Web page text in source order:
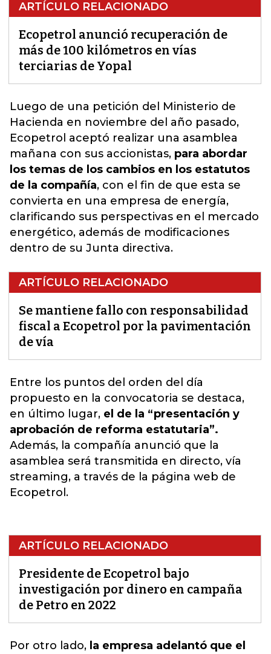
ARTÍCULO RELACIONADO
Ecopetrol anunció recuperación de
más de 100 kilómetros en vías
terciarias de Yopal
Luego de una petición del Ministerio de
Hacienda en noviembre del año pasado,
Ecopetrol aceptó realizar una asamblea
mañana con sus accionistas, para abordar
los temas de los cambios en los estatutos
de la compañía, con el fin de que esta se
convierta en una empresa de energía,
clarificando sus perspectivas en el mercado
energético, además de modificaciones
dentro de su Junta directiva.
ARTÍCULO RELACIONADO
Se mantiene fallo con responsabilidad
fiscal a Ecopetrol por la pavimentación
de vía
Entre los puntos del orden del día
propuesto en la convocatoria se destaca,
en último lugar, el de la “presentación y
aprobación de reforma estatutaria”.
Además, la compañía anunció que la
asamblea será transmitida en directo, vía
streaming, a través de la página web de
Ecopetrol.
ARTÍCULO RELACIONADO
Presidente de Ecopetrol bajo
investigación por dinero en campaña
de Petro en 2022
Por otro lado, la empresa adelantó que el